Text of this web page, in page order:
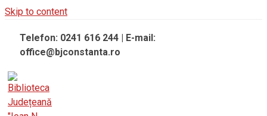
Skip to content
Telefon: 0241 616 244 | E-mail:
office@bjconstanta.ro